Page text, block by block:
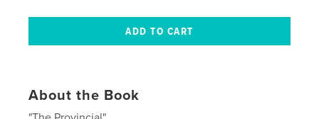
About the Book